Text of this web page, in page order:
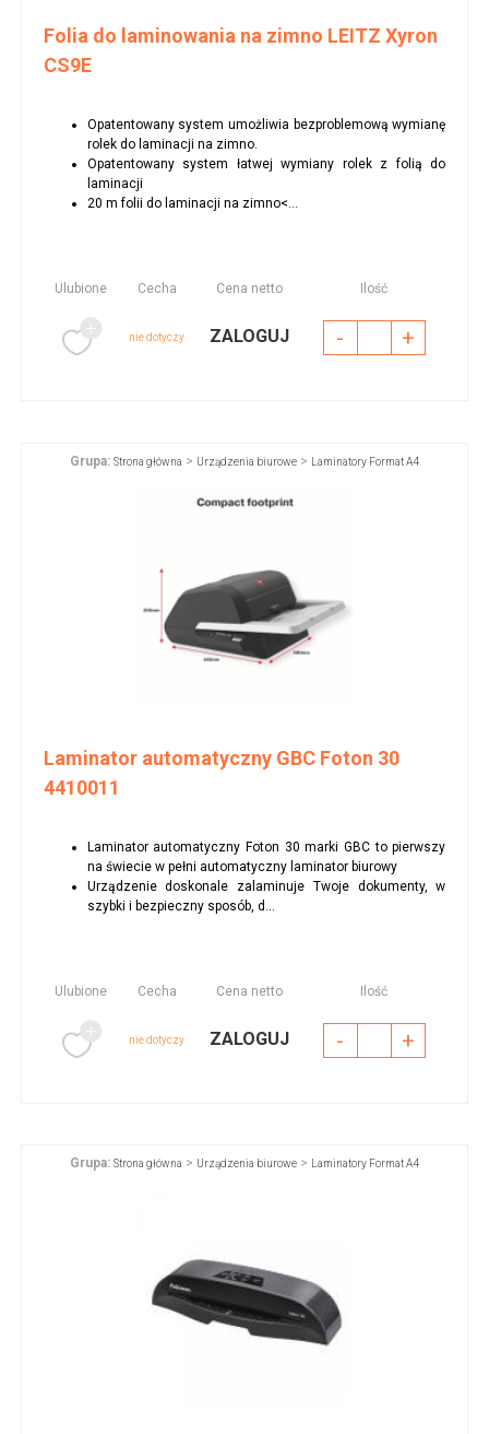
Folia do laminowania na zimno LEITZ Xyron
CS9E
Opatentowany system umożliwia bezproblemową wymianę
rolek do laminacji na zimno.
Opatentowany system łatwej wymiany rolek z folią do
laminacji
20 m folii do laminacji na zimno<...
Ulubione Cecha Cena netto Ilość
nie dotyczy ZALOGUJ - +
Grupa: Strona główna > Urządzenia biurowe > Laminatory Format A4
Laminator automatyczny GBC Foton 30
4410011
Laminator automatyczny Foton 30 marki GBC to pierwszy
na świecie w pełni automatyczny laminator biurowy
Urządzenie doskonale zalaminuje Twoje dokumenty, w
szybki i bezpieczny sposób, d...
Ulubione Cecha Cena netto Ilość
nie dotyczy ZALOGUJ - +
Grupa: Strona główna > Urządzenia biurowe > Laminatory Format A4